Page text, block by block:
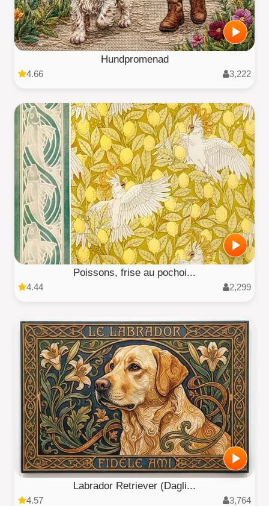
Hundpromenad
4.66 3,222
Poissons, frise au pochoi...
4.44 2,299
Labrador Retriever (Dagli...
4.57 3,764